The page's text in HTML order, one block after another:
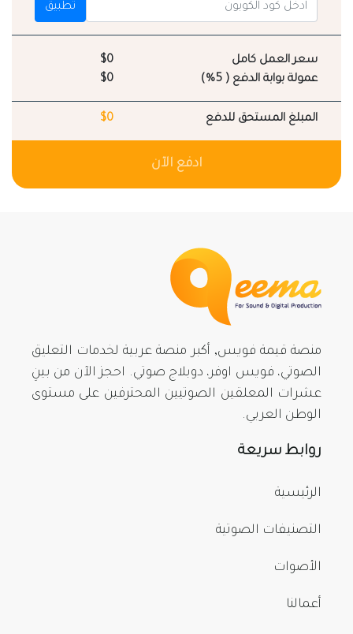
تطبيق
سعر العمل كامل
$0
عمولة بوابة الدفع ( 5%)
$0
المبلغ المستحق للدفع $0
ادفع الآن
منصة قيمة فويس, أكبر منصة عربية لخدمات التعليق
الصوتي، فويس اوفر، دوبلاج صوتي. احجز الآن من بينِ
عشرات المعلقين الصوتيين المحترفين على مستوى
الوطن العربي.
روابط سريعة
الرئيسية
التصنيفات الصوتية
الأصوات
أعمالنا